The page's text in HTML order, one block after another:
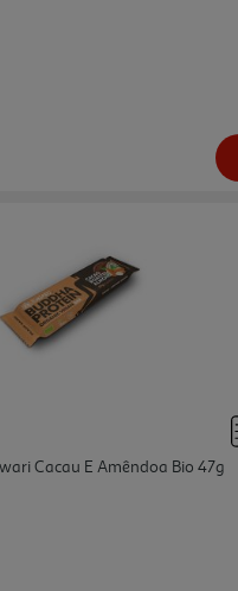
Cacau E Amêndoa Bio 47g